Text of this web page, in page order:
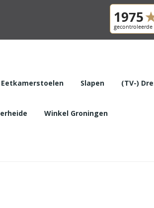
Eetkamerstoelen Slapen (TV-)
Winkel Groningen